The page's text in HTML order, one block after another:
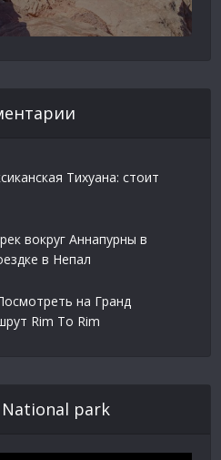
Тихуана: стоит
вокруг Аннапурны в
в Непал
на Гранд
Rim To Rim
park